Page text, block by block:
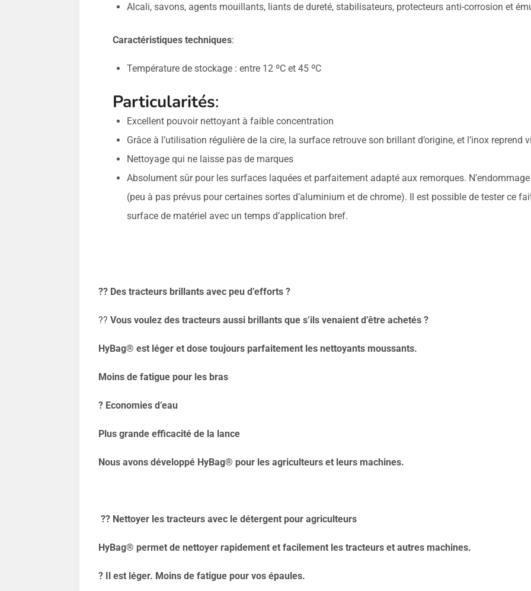
Alcali, savons, agents mouillants, liants de dureté, stabilisateurs, protecteurs anti-corrosion et
Caractéristiques techniques:
Température de stockage : entre 12 ºC et 45 ºC
Particularités:
Excellent pouvoir nettoyant à faible concentration
Grâce à l’utilisation régulière de la cire, la surface retrouve son brillant d’origine, et l’inox reprend
Nettoyage qui ne laisse pas de marques
Absolument sûr pour les surfaces laquées et parfaitement adapté aux remorques.
(peu à pas prévus pour certaines sortes d’aluminium et de chrome). Il est possible de tester ce
surface de matériel avec un temps d’application bref.
?? Des tracteurs brillants avec peu d’efforts ?
?? Vous voulez des tracteurs aussi brillants que s’ils venaient d’être achetés ?
HyBag® est léger et dose toujours parfaitement les nettoyants moussants.
Moins de fatigue pour les bras
? Economies d’eau
Plus grande efficacité de la lance
Nous avons développé HyBag® pour les agriculteurs et leurs machines.
?? Nettoyer les tracteurs avec le détergent pour agriculteurs
HyBag® permet de nettoyer rapidement et facilement les tracteurs et autres machines.
? Il est léger. Moins de fatigue pour vos épaules.